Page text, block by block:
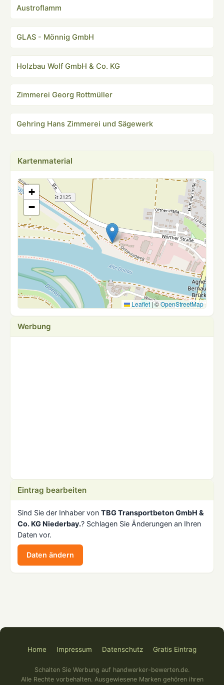
Austroflamm
GLAS - Mönnig GmbH
Holzbau Wolf GmbH & Co. KG
Zimmerei Georg Rottmüller
Gehring Hans Zimmerei und Sägewerk
Kartenmaterial
+
−
Leaflet|©OpenStreetMap
Werbung
Eintrag bearbeiten
Sind Sie der Inhaber von TBG Transportbeton GmbH &
Co. KG Niederbay.? Schlagen Sie Änderungen an Ihren
Daten vor.
Daten ändern
Home Impressum Datenschutz Gratis Eintrag
Schalten Sie Werbung auf handwerker-bewerten.de.
Alle Rechte vorbehalten. Ausgewiesene Marken gehören ihren